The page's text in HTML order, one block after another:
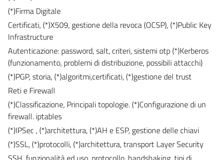
(*)Firma Digitale
Certificati, (*)X509, gestione della revoca (OCSP), (*)Public Key
Infrastructure
Autenticazione: password, salt, criteri, sistemi otp (*)Kerberos
(funzionamento, problemi di distribuzione, possibili attacchi)
(*)PGP, storia, (*)algoritmi,certificati, (*)gestione del trust
Reti e Firewall
(*)Classificazione, Principali topologie. (*)Configurazione di un
firewall. iptables
(*)IPSec , (*)architettura, (*)AH e ESP, gestione delle chiavi
(*)SSL, (*)protocolli, (*)architettura, transport Layer Security